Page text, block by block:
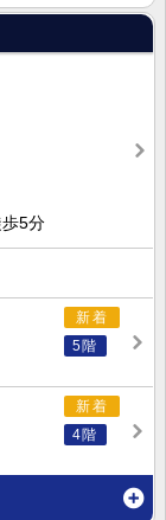
5分
新着
5階
新着
4階